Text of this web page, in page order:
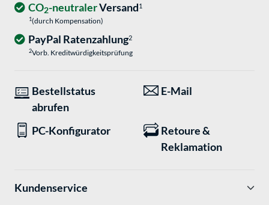
CO2-neutralerVersand1
1(durch Kompensation)
PayPal Ratenzahlung2
2Vorb. Kreditwürdigkeitsprüfung
Bestellstatus
abrufen
E-Mail
PC-Konfigurator
Retoure &
Reklamation
Kundenservice